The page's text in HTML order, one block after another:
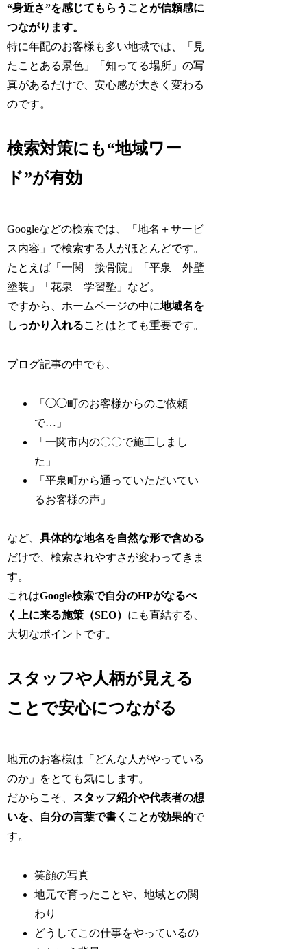
“身近さ”を感じてもらうことが信頼感に
つながります。
特に年配のお客様も多い地域では、「見
たことある景色」「知ってる場所」の写
真があるだけで、安心感が大きく変わる
のです。
検索対策にも“地域ワー
ド”が有効
Googleなどの検索では、「地名＋サービ
ス内容」で検索する人がほとんどです。
たとえば「一関 接骨院」「平泉 外壁
塗装」「花泉 学習塾」など。
ですから、ホームページの中に地域名を
しっかり入れることはとても重要です。
ブログ記事の中でも、
「◯◯町のお客様からのご依頼
で…」
「一関市内の〇〇で施工しまし
た」
「平泉町から通っていただいてい
るお客様の声」
など、具体的な地名を自然な形で含める
だけで、検索されやすさが変わってきま
す。
これはGoogle検索で自分のHPがなるべ
く上に来る施策（SEO） にも直結する、
大切なポイントです。
スタッフや人柄が見える
ことで安心につながる
地元のお客様は「どんな人がやっている
のか」をとても気にします。
だからこそ、
スタッフ紹介や代表者の想
いを、自分の言葉で書くことが効果的で
す。
笑顔の写真
地元で育ったことや、地域との関
わり
どうしてこの仕事をやっているの